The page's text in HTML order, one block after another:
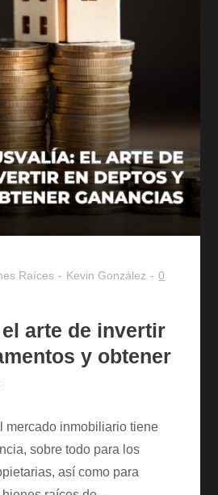
Raíces Kevin González
0
arte de invertir
y obtener
mercado inmobiliario tiene
sobre todo para los
así como para